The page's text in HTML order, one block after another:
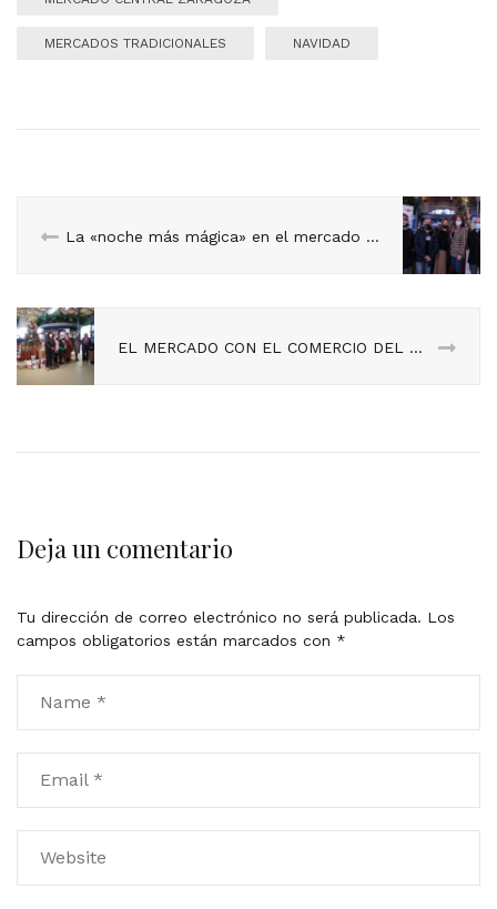
MERCADOS TRADICIONALES NAVIDAD
La «noche más mágica» en el mercado Central
EL MERCADO CON EL COMERCIO DEL CASCO HISTÓRICO
Deja un comentario
Tu dirección de correo electrónico no será publicada. Los
campos obligatorios están marcados con *